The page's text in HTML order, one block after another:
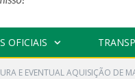
OFICIAIS
E EVENTUAL AQUISIÇÃO DE